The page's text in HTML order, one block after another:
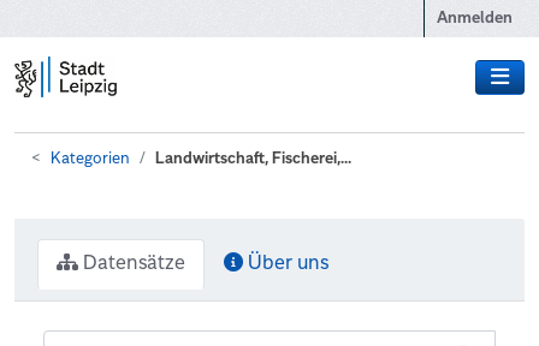
Anmelden
Kategorien Landwirtschaft, Fischerei,...
Datensätze Über uns